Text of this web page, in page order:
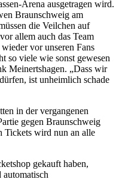
Arena ausgetragen wird.
Braunschweig am
die Veilchen auf
allem auch das Team
vor unseren Fans
so viele wie sonst gewesen
Meinertshagen. „Dass wir
ist unheimlich schade
in der vergangenen
gegen Braunschweig
Tickets wird nun an alle
gekauft haben,